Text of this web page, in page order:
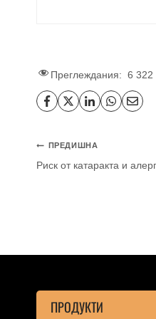
Преглеждания: 6 322
ПРЕДИШНА
Риск от катаракта и
ПРОДУКТИ